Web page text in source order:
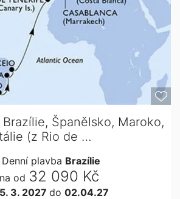
Španělsko, Maroko,
(z Rio de …
Denní plavba Brazílie
od 32 090 Kč
3. 2027 do 02.04.27